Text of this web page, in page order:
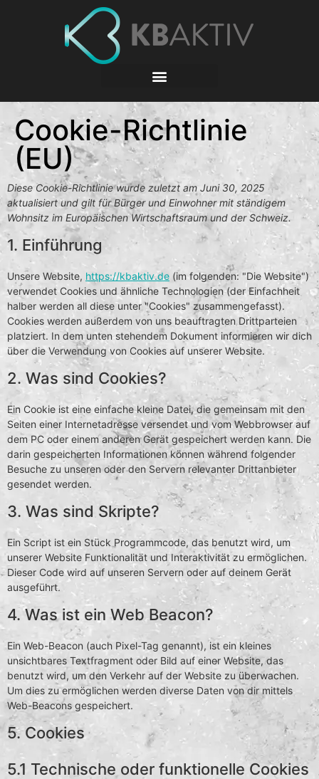
Cookie-Richtlinie
(EU)
Diese Cookie-Richtlinie wurde zuletzt am Juni 30, 2025
aktualisiert und gilt für Bürger und Einwohner mit ständigem
Wohnsitz im Europäischen Wirtschaftsraum und der Schweiz.
1. Einführung
Unsere Website, https://kbaktiv.de (im folgenden: "Die Website")
verwendet Cookies und ähnliche Technologien (der Einfachheit
halber werden all diese unter "Cookies" zusammengefasst).
Cookies werden außerdem von uns beauftragten Drittparteien
platziert. In dem unten stehendem Dokument informieren wir dich
über die Verwendung von Cookies auf unserer Website.
2. Was sind Cookies?
Ein Cookie ist eine einfache kleine Datei, die gemeinsam mit den
Seiten einer Internetadresse versendet und vom Webbrowser auf
dem PC oder einem anderen Gerät gespeichert werden kann. Die
darin gespeicherten Informationen können während folgender
Besuche zu unseren oder den Servern relevanter Drittanbieter
gesendet werden.
3. Was sind Skripte?
Ein Script ist ein Stück Programmcode, das benutzt wird, um
unserer Website Funktionalität und Interaktivität zu ermöglichen.
Dieser Code wird auf unseren Servern oder auf deinem Gerät
ausgeführt.
4. Was ist ein Web Beacon?
Ein Web-Beacon (auch Pixel-Tag genannt), ist ein kleines
unsichtbares Textfragment oder Bild auf einer Website, das
benutzt wird, um den Verkehr auf der Website zu überwachen.
Um dies zu ermöglichen werden diverse Daten von dir mittels
Web-Beacons gespeichert.
5. Cookies
5.1 Technische oder funktionelle Cookies